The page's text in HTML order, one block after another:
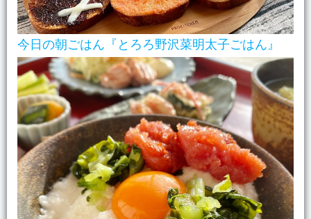
今日の朝ごはん『とろろ野沢菜明太子ごはん』